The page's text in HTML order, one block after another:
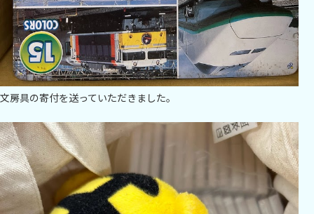
文房具の寄付を送っていただきました。